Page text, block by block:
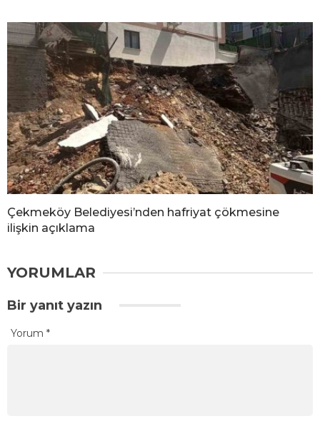
Çekmeköy Belediyesi’nden hafriyat çökmesine
ilişkin açıklama
YORUMLAR
Bir yanıt yazın
Yorum *